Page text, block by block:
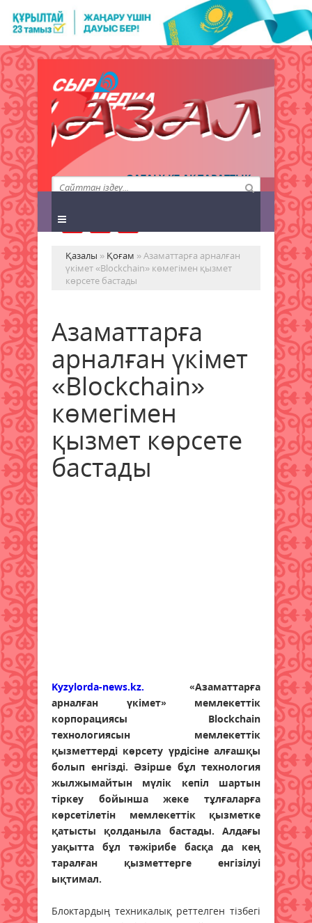
QAZALY.KZ АҚПАРАТТЫҚ
АГЕНТТІГІ
Қазалы » Қоғам » Азаматтарға арналған
үкімет «Blockchain» көмегімен қызмет
көрсете бастады
Азаматтарға
арналған үкімет
«Blockchain»
көмегімен
қызмет көрсете
бастады
Kyzylorda-news.kz. «Азаматтарға
арналған үкімет» мемлекеттік
корпорациясы Blockchain
технологиясын мемлекеттік
қызметтерді көрсету үрдісіне алғашқы
болып енгізді. Әзірше бұл технология
жылжымайтын мүлік кепіл шартын
тіркеу бойынша жеке тұлғаларға
көрсетілетін мемлекеттік қызметке
қатысты қолданыла бастады. Алдағы
уақытта бұл тәжірибе басқа да кең
таралған қызметтерге енгізілуі
ықтимал.
Блоктардың техникалық реттелген тізбегі